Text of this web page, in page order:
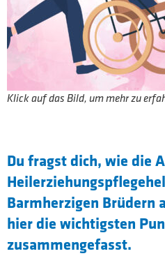
Klick auf das Bild, um mehr zu
Du fragst dich, wie die
Barmherzigen Brüdern
hier die wichtigsten
zusammengefasst.